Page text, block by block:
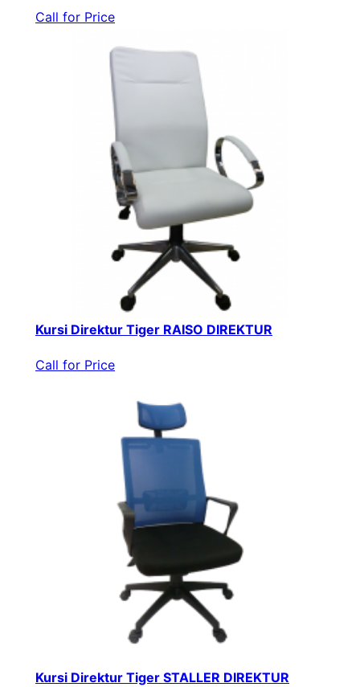
Call for Price
Kursi Direktur Tiger RAISO DIREKTUR
Call for Price
Kursi Direktur Tiger STALLER DIREKTUR